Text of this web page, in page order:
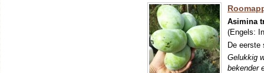
bevelen.
veel
ons
Asimina
(Engels:
De eerste
Gelukkig
bekender